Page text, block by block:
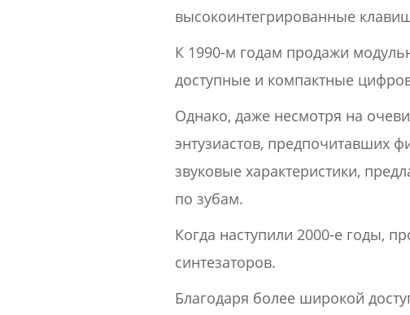
высокоинтегрированные
К 1990-м годам продажи
доступные и компактные
Однако, даже несмотря на
энтузиастов, предпочитавших
звуковые характеристики,
по зубам.
Когда наступили 2000-е годы,
синтезаторов.
Благодаря более широкой